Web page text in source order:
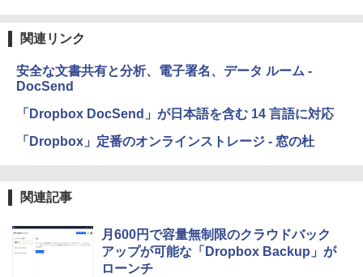
出す プロンプトの言葉 AI画像生成シリー
ズ (はぴーイラストLabo)
￥480
ージ、防水、7インチカラーディスプレ
イ、色調調節ライト、最大8週間持続バッ
テリー、広告無し、ブラック (2025年発
売)
New Amazon Kindle Scribe Colorsoft |
11インチカラーディスプレイ、64GBスト
レージ、ノート機能搭載、明るさ自動調
整、色調調節ライト、プレミアムペン付
関連リンク
安全な文書共有と分析、電子署名、データ ルーム -
DocSend
「Dropbox DocSend」が日本語を含む 14 言語に対応
「Dropbox」定番のオンラインストレージ - 窓の杜
関連記事
月600円で容量無制限のクラウドバック
アップが可能な「Dropbox Backup」が
ローンチ